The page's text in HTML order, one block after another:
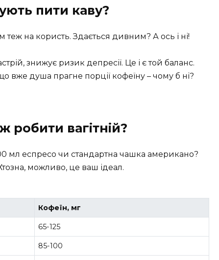
пити каву?
на користь. Здається дивним? А ось і ні!
знижує ризик депресії. Це і є той баланс.
вже душа прагне порції кофеїну – чому б ні?
вагітній?
мл еспресо чи стандартна чашка американо?
можливо, це ваш ідеал.
Кофеїн, мг
65-125
85-100